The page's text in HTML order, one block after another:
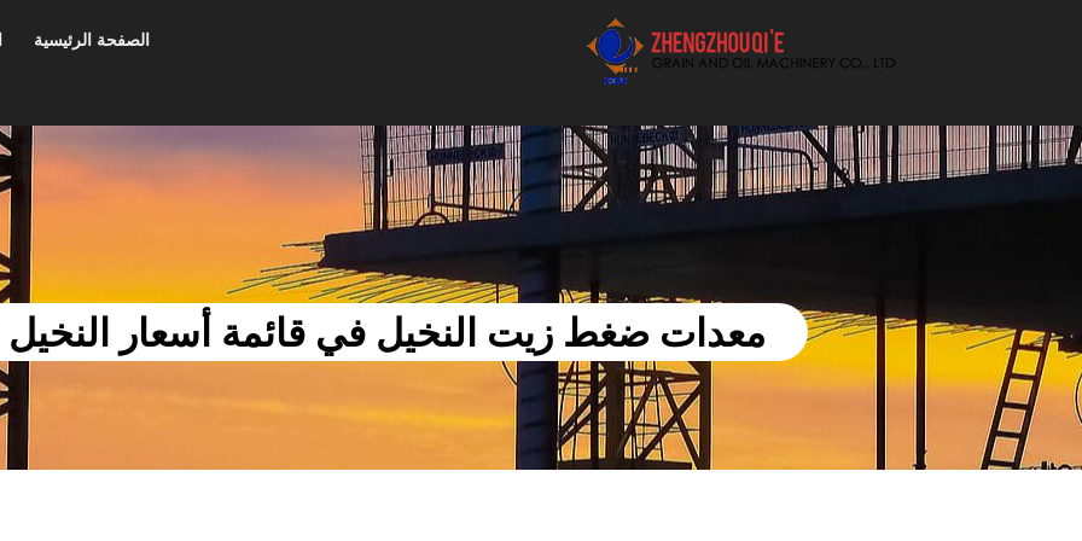
أفضل بيع آلة الزيوت النباتية الموردون
الصفحة الرئيسية
معدات ضغط زيت النخيل في قائمة أسعار